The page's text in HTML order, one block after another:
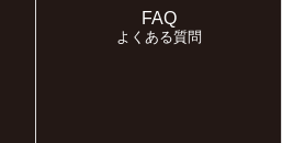
FAQ
よくある質問